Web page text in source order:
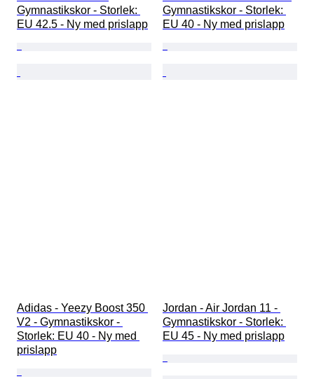
Gymnastikskor - Storlek:
EU 42.5 - Ny med prislapp
Gymnastikskor - Storlek:
EU 40 - Ny med prislapp
Adidas - Yeezy Boost 350
V2 - Gymnastikskor -
Storlek: EU 40 - Ny med
prislapp
Jordan - Air Jordan 11 -
Gymnastikskor - Storlek:
EU 45 - Ny med prislapp